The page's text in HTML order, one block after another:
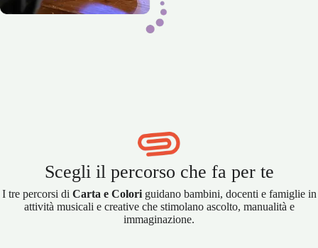
Scegli il percorso che fa per te
I tre percorsi di Carta e Coloriguidano bambini, docenti e famiglie in
attività musicali e creative che stimolano ascolto, manualità e
immaginazione.